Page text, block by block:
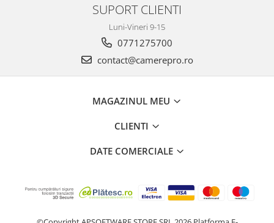
SUPORT CLIENTI
Luni-Vineri 9-15
0771275700
contact@camerepro.ro
MAGAZINUL MEU
CLIENTI
DATE COMERCIALE